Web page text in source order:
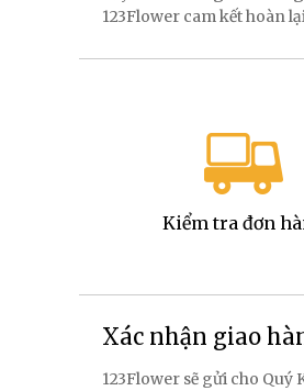
123Flower cam kết hoàn
Kiểm tra đơn
Xác nhận giao
123Flower sẽ gửi cho